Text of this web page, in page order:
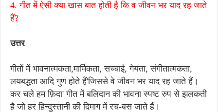
4. गीत में ऐसी क्या खास बात होती है कि व जीवन भर याद रह जाते
हैं?
उत्तर
गीतों में भावनात्मकता,मार्मिकता, सच्चाई, गेयता, संगीतात्मकता,
लयबद्धता आदि गुण होते हैं'जिससे वे जीवन भर याद रह जाते हैं।
कर चले हम फ़िदा' गीत में बलिदान की भावना स्पष्ट रुप से झलकती
है जो हर हिन्दुस्तानी की दिमाग में रच-बस जाते हैं।